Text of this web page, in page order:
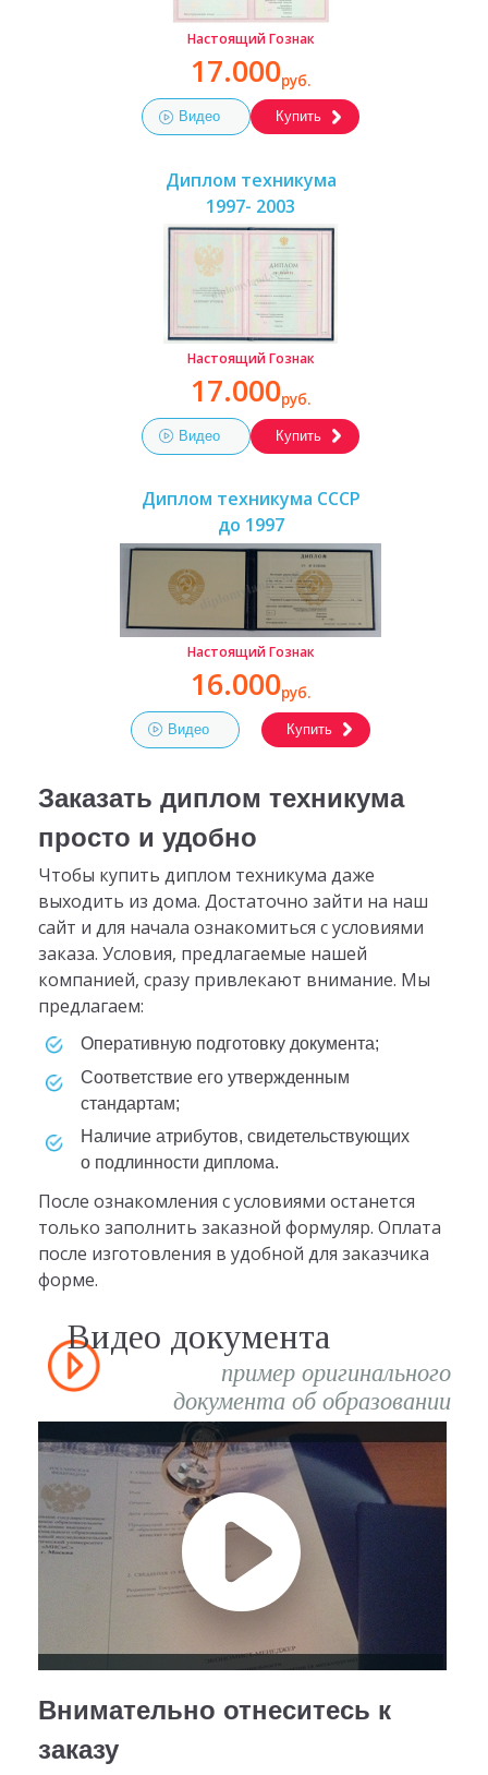
Настоящий Гознак
17.000руб.
Видео Купить
Диплом техникума
1997- 2003
Настоящий Гознак
17.000руб.
Видео Купить
Диплом техникума СССР
до 1997
Настоящий Гознак
16.000руб.
Видео Купить
Заказать диплом техникума
просто и удобно
Чтобы купить диплом техникума даже
выходить из дома. Достаточно зайти на наш
сайт и для начала ознакомиться с условиями
заказа. Условия, предлагаемые нашей
компанией, сразу привлекают внимание. Мы
предлагаем:
оперативную подготовку документа;
соответствие его утвержденным
стандартам;
наличие атрибутов, свидетельствующих
о подлинности диплома.
После ознакомления с условиями останется
только заполнить заказной формуляр. Оплата
после изготовления в удобной для заказчика
форме.
Видео документа
пример оригинального
документа об образовании
Внимательно отнеситесь к
заказу